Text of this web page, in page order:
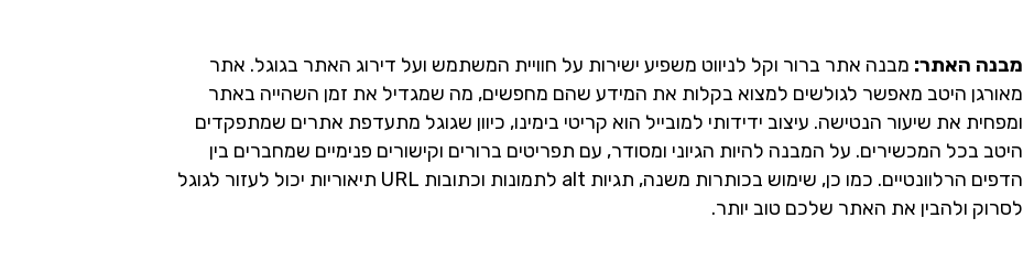
מבנה האתר: מבנה אתר ברור וקל לניווט משפיע ישירות על חוויית המשתמש ועל דירוג האתר בגוגל. אתר
מאורגן היטב מאפשר לגולשים למצוא בקלות את המידע שהם מחפשים, מה שמגדיל את זמן השהייה באתר
ומפחית את שיעור הנטישה. עיצוב ידידותי למובייל הוא קריטי בימינו, כיוון שגוגל מתעדפת אתרים שמתפקדים
היטב בכל המכשירים. על המבנה להיות הגיוני ומסודר, עם תפריטים ברורים וקישורים פנימיים שמחברים בין
הדפים הרלוונטיים. כמו כן, שימוש בכותרות משנה, תגיות alt לתמונות וכתובות URL תיאוריות יכול לעזור לגוגל
לסרוק ולהבין את האתר שלכם טוב יותר.